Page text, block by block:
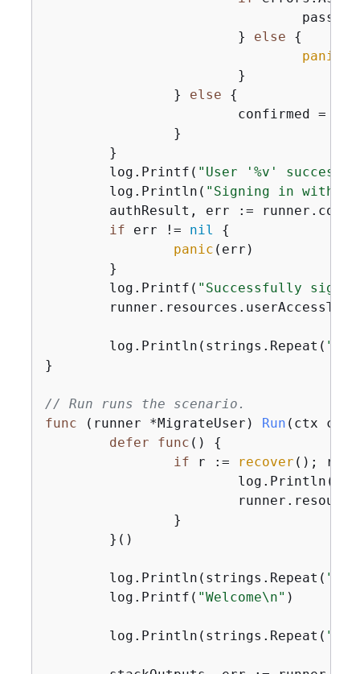
			}
else
{
panic
		}
else
{
			confirmed =
	log.Printf(
"User '%v'
	log.Println(
"Signing in with
if err != nil
{
panic (err)
	log.Printf(
"Successfully
	log.Println(strings.Repeat(
"-"
}
// Run runs the scenario.
func
(runner *MigrateUser) Run (ctx
defer
func ()
{
if r := recover (); r
			log.Println(
	log.Println(strings.Repeat(
"-"
	log.Printf(
"Welcome\n" )
	log.Println(strings.Repeat(
"-"